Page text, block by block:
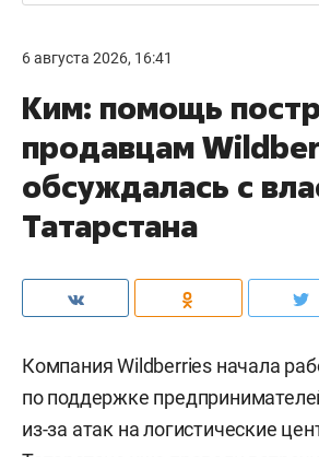
6 августа 2026, 16:41
Ким: помощь
продавцам
обсуждалась с
Татарстана
Компания Wildberries начала
по поддержке
из-за атак на логистические